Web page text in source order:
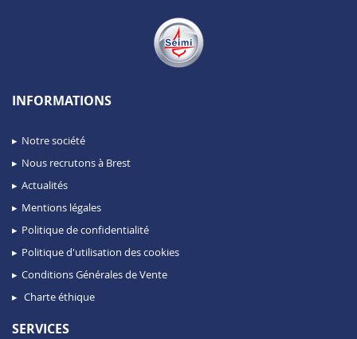
INFORMATIONS
Notre société
Nous recrutons à Brest
Actualités
Mentions légales
Politique de confidentialité
Politique d'utilisation des cookies
Conditions Générales de Vente
Charte éthique
SERVICES